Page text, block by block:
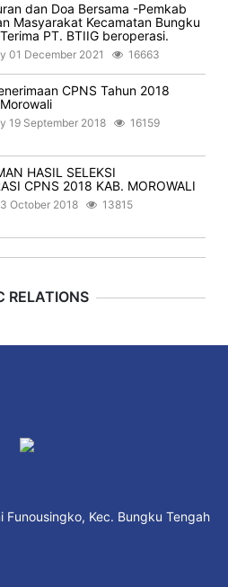
dan Doa Bersama -Pemkab
Masyarakat Kecamatan Bungku
PT. BTIIG beroperasi.
01 December 2021 16663
CPNS Tahun 2018
19 September 2018 16159
HASIL SELEKSI
CPNS 2018 KAB. MOROWALI
October 2018 13815
RELATIONS
Funousingko, Kec. Bungku Tengah